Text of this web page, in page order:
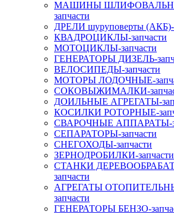
МАШИНЫ
запчасти
ДРЕЛИ шуруповерты (АКБ)-
КВАДРОЦИКЛЫ-запчасти
МОТОЦИКЛЫ-запчасти
ГЕНЕРАТОРЫ ДИЗЕЛЬ-
ВЕЛОСИПЕДЫ-запчасти
МОТОРЫ ЛОДОЧНЫЕ-
СОКОВЫЖИМАЛКИ-
ДОИЛЬНЫЕ АГРЕГАТЫ-
КОСИЛКИ РОТОРНЫЕ-
СВАРОЧНЫЕ АППАРАТЫ-
СЕПАРАТОРЫ-запчасти
СНЕГОХОДЫ-запчасти
ЗЕРНОДРОБИЛКИ-запчасти
СТАНКИ
запчасти
АГРЕГАТЫ
запчасти
ГЕНЕРАТОРЫ БЕНЗО-